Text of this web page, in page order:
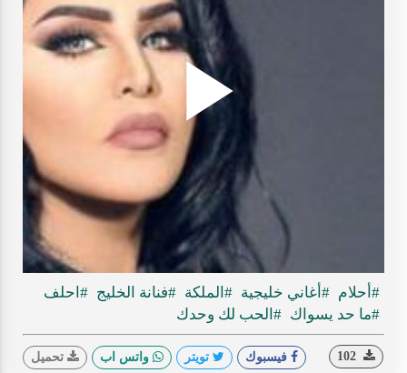
Play
#أحلام #أغاني خليجية #الملكة #فنانة الخليج #احلف
#ما حد يسواك #الحب لك وحدك
فيسبوك تويتر واتس اب تحميل